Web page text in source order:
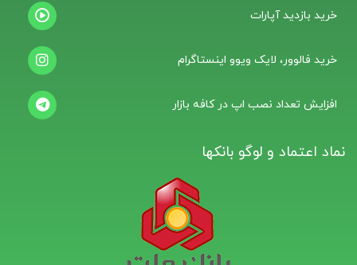
خرید بازدید آپارات
خرید فالوور، لایک ویوو اینستاگرام
افزایش تعداد نصب اپ در کافه بازار
نماد اعتماد و لوگو بانکها